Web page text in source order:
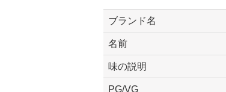
ブランド名
名前
味の説明
PG/VG